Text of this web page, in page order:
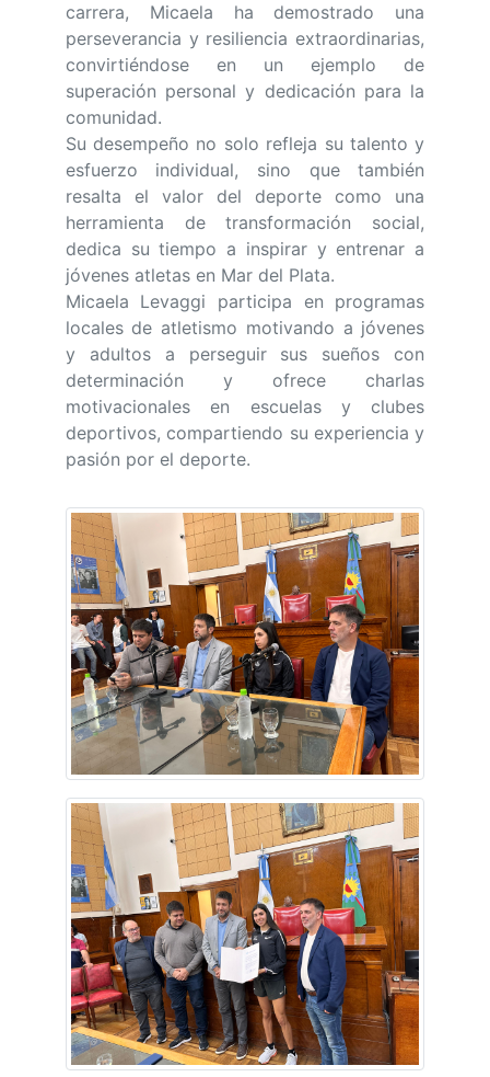
carrera, Micaela ha demostrado una
perseverancia y resiliencia extraordinarias,
convirtiéndose en un ejemplo de
superación personal y dedicación para la
comunidad.
Su desempeño no solo refleja su talento y
esfuerzo individual, sino que también
resalta el valor del deporte como una
herramienta de transformación social,
dedica su tiempo a inspirar y entrenar a
jóvenes atletas en Mar del Plata.
Micaela Levaggi participa en programas
locales de atletismo motivando a jóvenes
y adultos a perseguir sus sueños con
determinación y ofrece charlas
motivacionales en escuelas y clubes
deportivos, compartiendo su experiencia y
pasión por el deporte.